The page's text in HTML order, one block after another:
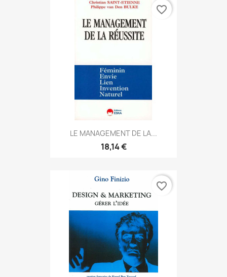
LE MANAGEMENT DE LA...
18,14 €
favorite_border
favorite_border